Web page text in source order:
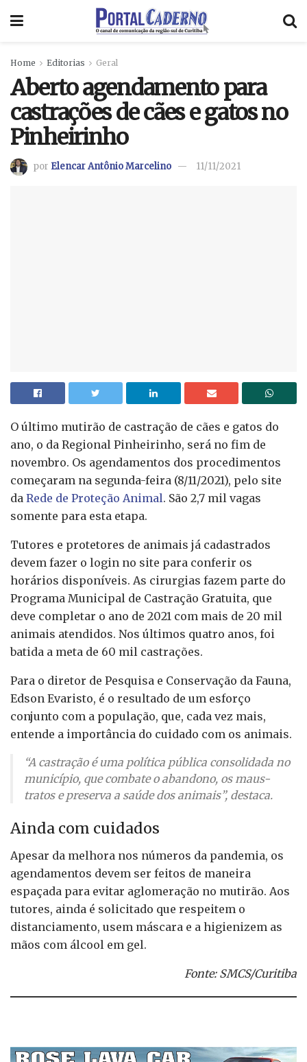
Home Editorias Geral
Aberto agendamento para
castrações de cães e gatos no
Pinheirinho
por Elencar Antônio Marcelino 11/11/2021
O último mutirão de castração de cães e gatos do
ano, o da Regional Pinheirinho, será no fim de
novembro. Os agendamentos dos procedimentos
começaram na segunda-feira (8/11/2021), pelo site
da Rede de Proteção Animal. São 2,7 mil vagas
somente para esta etapa.
Tutores e protetores de animais já cadastrados
devem fazer o login no site para conferir os
horários disponíveis. As cirurgias fazem parte do
Programa Municipal de Castração Gratuita, que
deve completar o ano de 2021 com mais de 20 mil
animais atendidos. Nos últimos quatro anos, foi
batida a meta de 60 mil castrações.
Para o diretor de Pesquisa e Conservação da Fauna,
Edson Evaristo, é o resultado de um esforço
conjunto com a população, que, cada vez mais,
entende a importância do cuidado com os animais.
“A castração é uma política pública consolidada no
município, que combate o abandono, os maus-
tratos e preserva a saúde dos animais”, destaca.
Ainda com cuidados
Apesar da melhora nos números da pandemia, os
agendamentos devem ser feitos de maneira
espaçada para evitar aglomeração no mutirão. Aos
tutores, ainda é solicitado que respeitem o
distanciamento, usem máscara e a higienizem as
mãos com álcool em gel.
Fonte: SMCS/Curitiba